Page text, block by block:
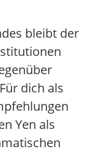
bleibt der
dich als
Yen als